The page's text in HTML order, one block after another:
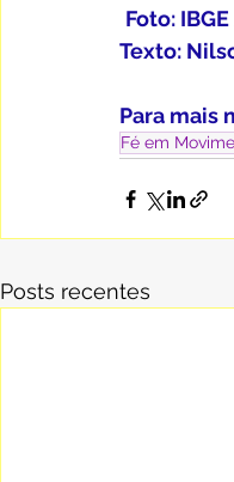
Foto:
Texto:
Para mais
Fé em
Posts recentes